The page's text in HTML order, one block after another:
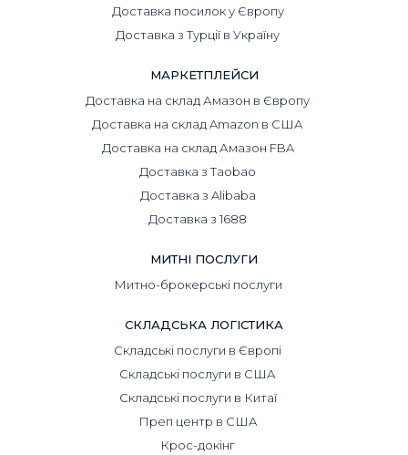
Доставка посилок у Європу
Доставка з Турції в Україну
МАРКЕТПЛЕЙСИ
Доставка на склад Амазон в Європу
Доставка на склад Amazon в США
Доставка на склад Амазон FBA
Доставка з Taobao
Доставка з Alibaba
Доставка з 1688
МИТНІ ПОСЛУГИ
Митно-брокерські послуги
СКЛАДСЬКА ЛОГІСТИКА
Складські послуги в Європі
Складські послуги в США
Складські послуги в Китаї
Преп центр в США
Крос-докінг